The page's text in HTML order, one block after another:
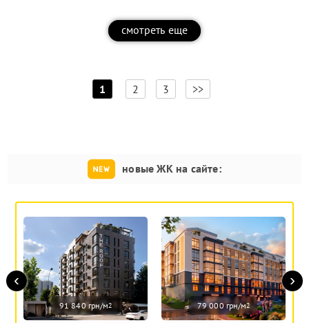
смотреть еще
1
]
2 3 >>
новые ЖК на сайте:
91 840 грн/м2 79 000 грн/м2
‹ ›